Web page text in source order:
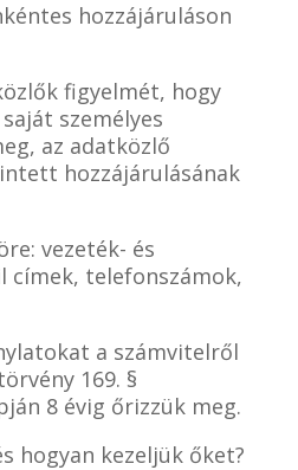
hozzájáruláson
figyelmét, hogy
személyes
az adatközlő
hozzájárulásának
vezeték- és
címek, telefonszámok,
a számvitelről
169. §
8 évig őrizzük meg.
hogyan kezeljük őket?